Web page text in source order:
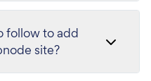
follow to add
site?